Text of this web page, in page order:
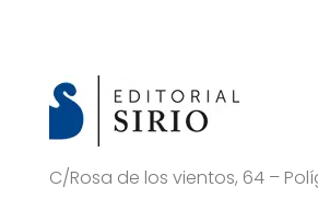
C/Rosa de los vientos, 64 –